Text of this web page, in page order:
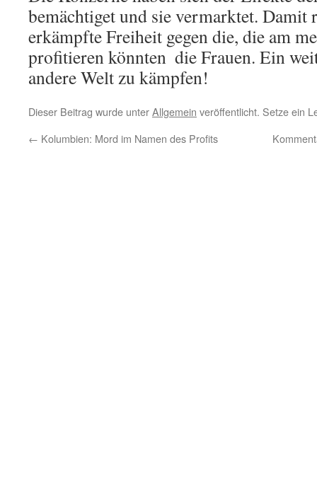
bemächtiget und sie vermarktet. Damit
erkämpfte Freiheit gegen die, die am
profitieren könnten  die Frauen. Ein
andere Welt zu kämpfen!
Dieser Beitrag wurde unterAllgemein veröffentlicht. Setze ein
← Kolumbien: Mord im Namen des Profits